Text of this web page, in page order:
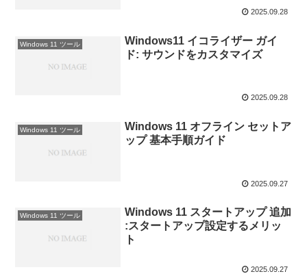
2025.09.28
Windows 11 ツール
Windows11 イコライザー ガイ
ド: サウンドをカスタマイズ
2025.09.28
Windows 11 ツール
Windows 11 オフライン セットア
ップ 基本手順ガイド
2025.09.27
Windows 11 ツール
Windows 11 スタートアップ 追加
:スタートアップ設定するメリッ
ト
2025.09.27